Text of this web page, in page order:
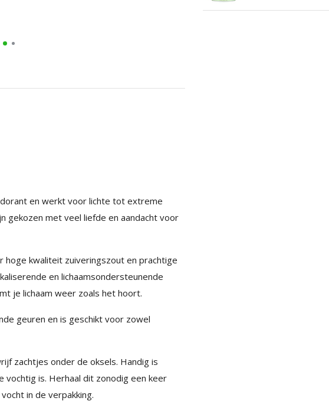
en werkt voor lichte tot extreme
gekozen met veel liefde en aandacht voor
kwaliteit zuiveringszout en prachtige
en lichaamsondersteunende
je lichaam weer zoals het hoort.
geuren en is geschikt voor zowel
zachtjes onder de oksels. Handig is
vochtig is. Herhaal dit zonodig een keer
in de verpakking.